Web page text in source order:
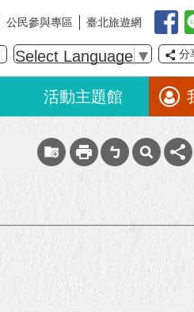
公民參與專區 臺北旅遊網
Select Language ▼ 分
活動主題館